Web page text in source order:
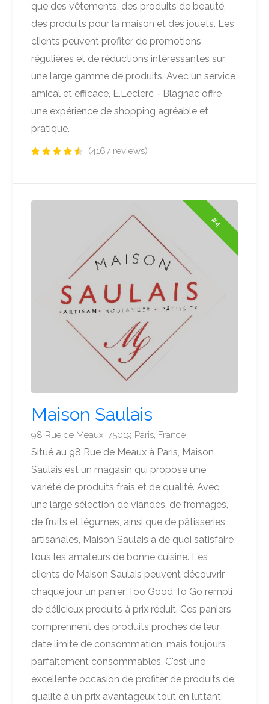
que des vêtements, des produits de beauté,
des produits pour la maison et des jouets. Les
clients peuvent profiter de promotions
régulières et de réductions intéressantes sur
une large gamme de produits. Avec un service
amical et efficace, E.Leclerc - Blagnac offre
une expérience de shopping agréable et
pratique.
(4167 reviews)
#4
Maison Saulais
98 Rue de Meaux, 75019 Paris, France
Situé au 98 Rue de Meaux à Paris, Maison
Saulais est un magasin qui propose une
variété de produits frais et de qualité. Avec
une large sélection de viandes, de fromages,
de fruits et légumes, ainsi que de pâtisseries
artisanales, Maison Saulais a de quoi satisfaire
tous les amateurs de bonne cuisine. Les
clients de Maison Saulais peuvent découvrir
chaque jour un panier Too Good To Go rempli
de délicieux produits à prix réduit. Ces paniers
comprennent des produits proches de leur
date limite de consommation, mais toujours
parfaitement consommables. C'est une
excellente occasion de profiter de produits de
qualité à un prix avantageux tout en luttant